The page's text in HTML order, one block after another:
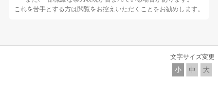
これを苦手とする方は閲覧をお控えいただくことをお勧めします。
文字サイズ変更
小 中 大